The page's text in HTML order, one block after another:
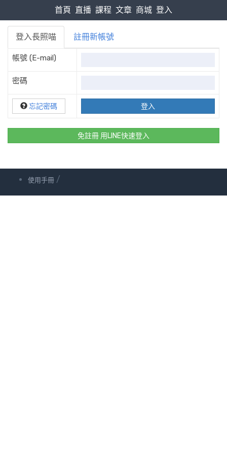
首頁 直播 課程 文章 商城 登入
登入長照喵 註冊新帳號
帳號 (E-mail)
密碼
忘記密碼
免註冊 用LINE快速登入
使用手冊 /